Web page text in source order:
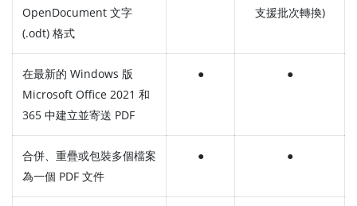
OpenDocument 文字
(.odt) 格式
支援批次轉換)
在最新的 Windows 版
Microsoft Office 2021 和
365 中建立並寄送 PDF
● ●
合併、重疊或包裝多個檔案
為一個 PDF 文件
● ●